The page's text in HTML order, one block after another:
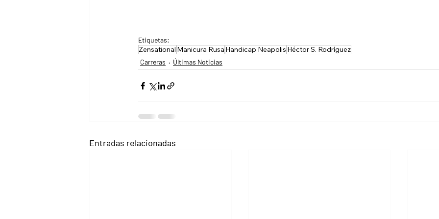
Etiquetas:
Zensational Manicura Rusa Handicap Neapolis Héctor S. Rodríguez
Carreras Últimas Noticias
Entradas relacionadas